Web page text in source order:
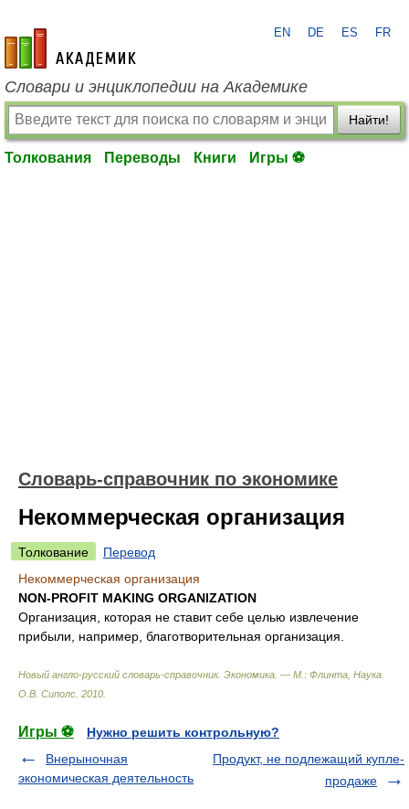
academic.ru
EN DE ES FR
Словари и энциклопедии на Академике
Найти!
Толкования Переводы Книги Игры ⚽
Словарь-справочник по экономике
Некоммерческая организация
Толкование
Перевод
Некоммерческая организация
NON-PROFIT MAKING ORGANIZATION
Организация, которая не ставит себе целью извлечение
прибыли, например, благотворительная организация.
Новый англо-русский словарь-справочник. Экономика. — М.: Флинта, Наукa
О.В. Сиполс 2010
Игры ⚽
Нужно решить контрольную?
Внерыночная
экономическая деятельность
Продукт, не подлежащий купле-
продаже